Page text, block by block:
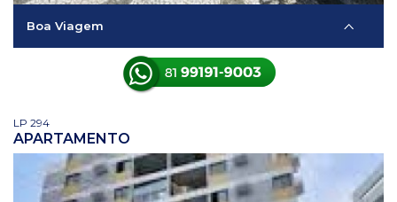
Boa Viagem
LP 294
APARTAMENTO